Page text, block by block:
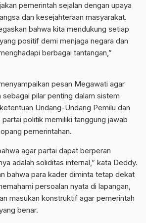
pemerintah sejalan dengan upaya
dan kesejahteraan masyarakat.
bahwa kita mendukung setiap
positif demi menjaga negara dan
berbagai tantangan,”
pesan Megawati agar
pilar penting dalam sistem
Undang-Undang Pemilu dan
partai politik memiliki tanggung jawab
pemerintahan.
agar partai dapat berperan
adalah soliditas internal,” kata Deddy.
bahwa para kader diminta tetap dekat
persoalan nyata di lapangan,
masukan konstruktif agar pemerintah
benar.